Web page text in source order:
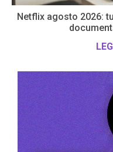
Netflix agosto 2026: